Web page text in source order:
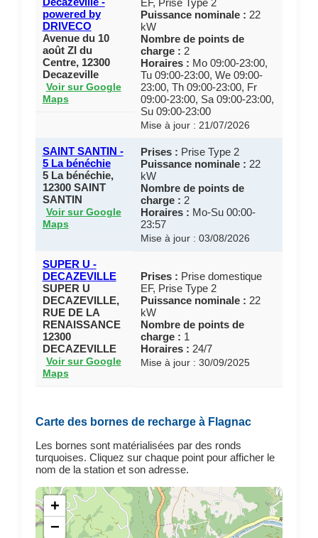
powered by
DRIVECO
Avenue du 10
août ZI du
Centre, 12300
Decazeville
Voir sur Google
Maps
Puissance nominale : 22
kW
Nombre de points de
charge : 2
Horaires : Mo 09:00-23:00,
Tu 09:00-23:00, We 09:00-
23:00, Th 09:00-23:00, Fr
09:00-23:00, Sa 09:00-23:00,
Su 09:00-23:00
Mise à jour : 21/07/2026
SAINT SANTIN -
5 La bénéchie
5 La bénéchie,
12300 SAINT
SANTIN
Voir sur Google
Maps
Prises : Prise Type 2
Puissance nominale : 22
kW
Nombre de points de
charge : 2
Horaires : Mo-Su 00:00-
23:57
Mise à jour : 03/08/2026
SUPER U -
DECAZEVILLE
SUPER U
DECAZEVILLE,
RUE DE LA
RENAISSANCE
12300
DECAZEVILLE
Voir sur Google
Maps
Prises : Prise domestique
EF, Prise Type 2
Puissance nominale : 22
kW
Nombre de points de
charge : 1
Horaires : 24/7
Mise à jour : 30/09/2025
Carte des bornes de recharge à Flagnac
Les bornes sont matérialisées par des ronds
turquoises. Cliquez sur chaque point pour afficher le
nom de la station et son adresse.
+
−